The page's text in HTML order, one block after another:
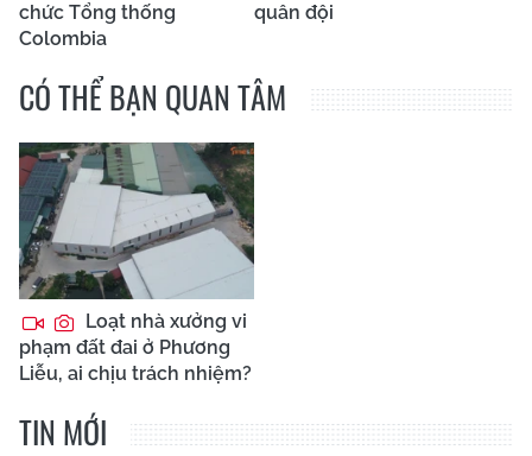
chức Tổng thống
Colombia
quân đội
CÓ THỂ BẠN QUAN TÂM
Loạt nhà xưởng vi
phạm đất đai ở Phương
Liễu, ai chịu trách nhiệm?
TIN MỚI